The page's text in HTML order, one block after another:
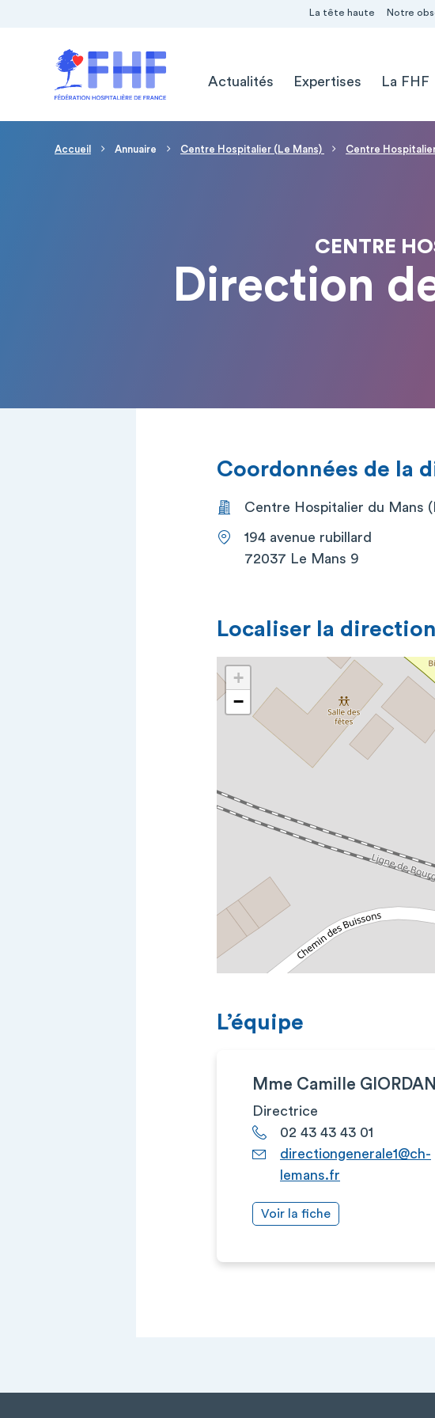
La tête haute Notre
Actualités
Expertises La FHF
Fil d'Ariane
Accueil Annuaire Centre Hospitalier (Le Mans) Centre
CENTRE
Direction
Coordonnées de la
Centre Hospitalier du Mans
194 avenue rubillard
72037 Le Mans 9
Localiser la direction
+
−
L’équipe
Mme Camille
Directrice
02 43 43 43 01
directiongenerale1@ch-
lemans.fr
Voir la fiche